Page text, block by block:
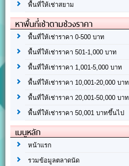
พื้นที่ให้เช่าสยาม
หาพื้นที่เช่าตามช่วงราคา
พื้นที่ให้เช่าราคา 0-500 บาท
พื้นที่ให้เช่าราคา 501-1,000 บาท
พื้นที่ให้เช่าราคา 1,001-5,000 บาท
พื้นที่ให้เช่าราคา 10,001-20,000 บาท
พื้นที่ให้เช่าราคา 20,001-50,000 บาท
พื้นที่ให้เช่าราคา 50,001 บาทขึ้นไป
เมนูหลัก
หน้าแรก
รวมข้อมูลตลาดนัด